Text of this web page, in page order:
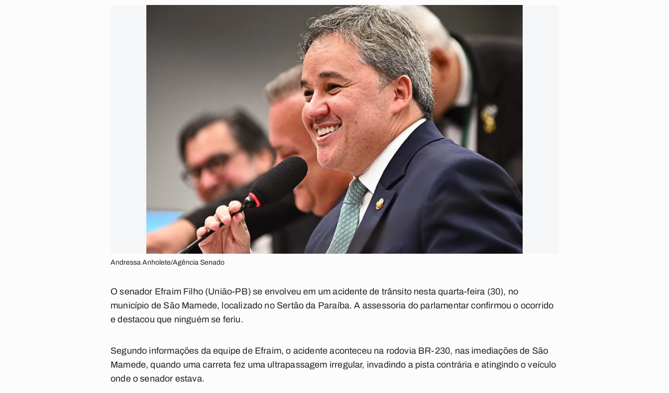
Andressa Anholete/Agência Senado
O senador Efraim Filho (União-PB) se envolveu em um acidente de trânsito nesta quarta-feira (30), no
município de São Mamede, localizado no Sertão da Paraíba. A assessoria do parlamentar confirmou o ocorrido
e destacou que ninguém se feriu.
Segundo informações da equipe de Efraim, o acidente aconteceu na rodovia BR-230, nas imediações de São
Mamede, quando uma carreta fez uma ultrapassagem irregular, invadindo a pista contrária e atingindo o veículo
onde o senador estava.